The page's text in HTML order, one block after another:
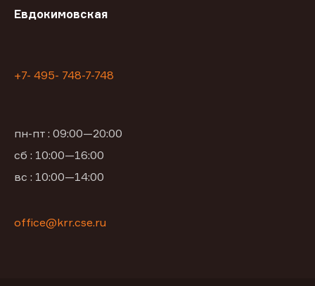
Евдокимовская
+7- 495- 748-7-748
пн-пт : 09:00—20:00
сб : 10:00—16:00
вс : 10:00—14:00
office@krr.cse.ru